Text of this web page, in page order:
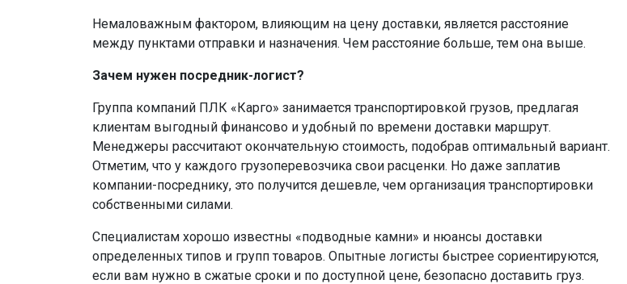
Немаловажным фактором, влияющим на цену доставки, является расстояние
между пунктами отправки и назначения. Чем расстояние больше, тем она выше.
Зачем нужен посредник-логист?
Группа компаний ПЛК «Карго» занимается транспортировкой грузов, предлагая
клиентам выгодный финансово и удобный по времени доставки маршрут.
Менеджеры рассчитают окончательную стоимость, подобрав оптимальный вариант.
Отметим, что у каждого грузоперевозчика свои расценки. Но даже заплатив
компании-посреднику, это получится дешевле, чем организация транспортировки
собственными силами.
Специалистам хорошо известны «подводные камни» и нюансы доставки
определенных типов и групп товаров. Опытные логисты быстрее сориентируются,
если вам нужно в сжатые сроки и по доступной цене, безопасно доставить груз.